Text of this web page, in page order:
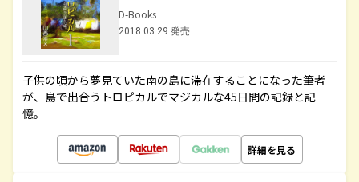
D-Books
2018.03.29 発売
子供の頃から夢見ていた南の島に滞在することになった筆者
が、島で出合うトロピカルでマジカルな45日間の記録と記
憶。
詳細を見る